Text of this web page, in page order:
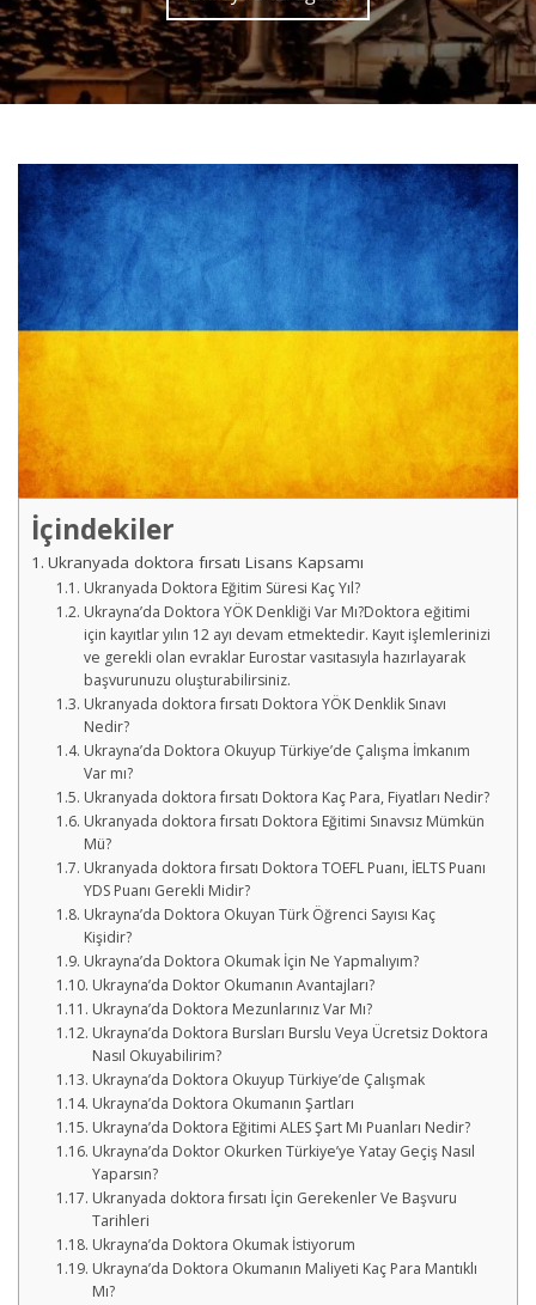
İçindekiler
Ukranyada doktora fırsatı Lisans Kapsamı
Ukranyada Doktora Eğitim Süresi Kaç Yıl?
Ukrayna’da Doktora YÖK Denkliği Var Mı?Doktora eğitimi
için kayıtlar yılın 12 ayı devam etmektedir. Kayıt işlemlerinizi
ve gerekli olan evraklar Eurostar vasıtasıyla hazırlayarak
başvurunuzu oluşturabilirsiniz.
Ukranyada doktora fırsatı Doktora YÖK Denklik Sınavı
Nedir?
Ukrayna’da Doktora Okuyup Türkiye’de Çalışma İmkanım
Var mı?
Ukranyada doktora fırsatı Doktora Kaç Para, Fiyatları Nedir?
Ukranyada doktora fırsatı Doktora Eğitimi Sınavsız Mümkün
Mü?
Ukranyada doktora fırsatı Doktora TOEFL Puanı, İELTS Puanı
YDS Puanı Gerekli Midir?
Ukrayna’da Doktora Okuyan Türk Öğrenci Sayısı Kaç
Kişidir?
Ukrayna’da Doktora Okumak İçin Ne Yapmalıyım?
Ukrayna’da Doktor Okumanın Avantajları?
Ukrayna’da Doktora Mezunlarınız Var Mı?
Ukrayna’da Doktora Bursları Burslu Veya Ücretsiz Doktora
Nasıl Okuyabilirim?
Ukrayna’da Doktora Okuyup Türkiye’de Çalışmak
Ukrayna’da Doktora Okumanın Şartları
Ukrayna’da Doktora Eğitimi ALES Şart Mı Puanları Nedir?
Ukrayna’da Doktor Okurken Türkiye’ye Yatay Geçiş Nasıl
Yaparsın?
Ukranyada doktora fırsatı İçin Gerekenler Ve Başvuru
Tarihleri
Ukrayna’da Doktora Okumak İstiyorum
Ukrayna’da Doktora Okumanın Maliyeti Kaç Para Mantıklı
Mı?